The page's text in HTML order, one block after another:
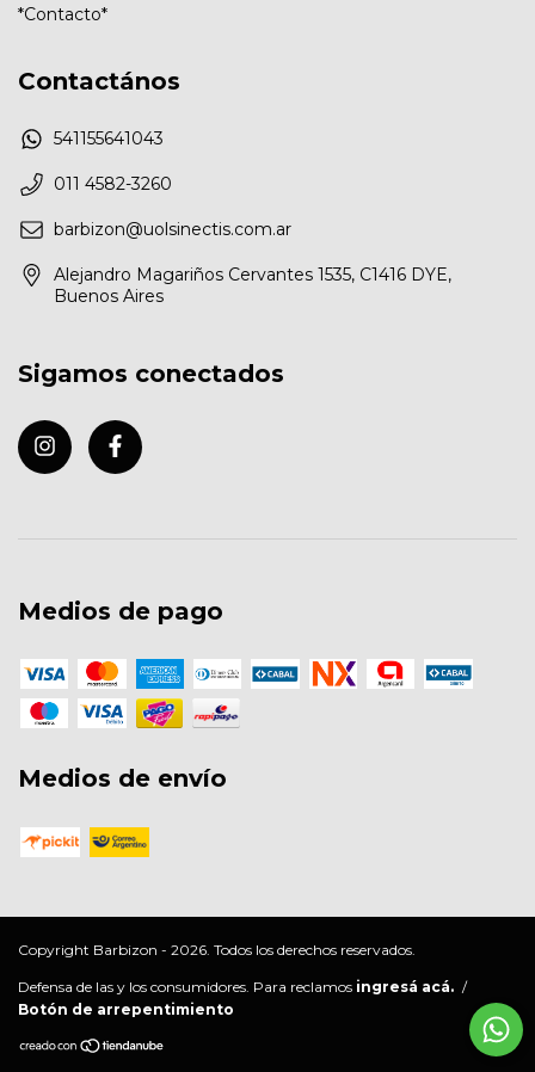
*Contacto*
Contactános
541155641043
011 4582-3260
barbizon@uolsinectis.com.ar
Alejandro Magariños Cervantes 1535, C1416 DYE,
Buenos Aires
Sigamos conectados
Medios de pago
Medios de envío
Copyright Barbizon - 2026. Todos los derechos reservados.
Defensa de las y los consumidores. Para reclamos ingresá acá. /
Botón de arrepentimiento